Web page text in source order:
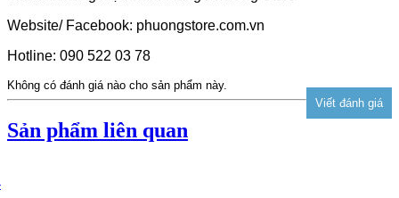
Website/ Facebook: phuongstore.com.vn
Hotline: 090 522 03 78
Không có đánh giá nào cho sản phẩm này.
Sản phẩm liên quan